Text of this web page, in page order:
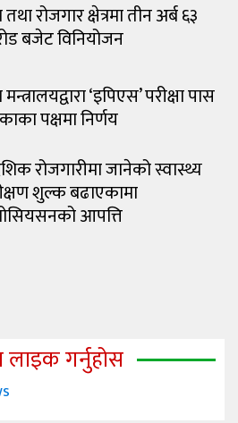
तथा रोजगार क्षेत्रमा तीन अर्ब ६३
बजेट विनियोजन
मन्त्रालयद्वारा ‘इपिएस’ परीक्षा पास
पक्षमा निर्णय
रोजगारीमा जानेको स्वास्थ्य
शुल्क बढाएकामा
आपत्ति
गर्नुहोस